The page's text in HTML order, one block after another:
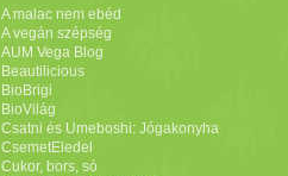
A malac nem ebéd
A vegán szépség
AUM Vega Blog
Beautilicious
BioBrigi
BioVilág
Csatni és Umeboshi: Jógakonyha
CsemetEledel
Cukor, bors, só